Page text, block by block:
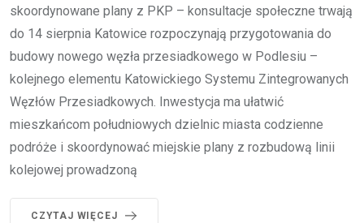
skoordynowane plany z PKP – konsultacje społeczne trwają
do 14 sierpnia Katowice rozpoczynają przygotowania do
budowy nowego węzła przesiadkowego w Podlesiu –
kolejnego elementu Katowickiego Systemu Zintegrowanych
Węzłów Przesiadkowych. Inwestycja ma ułatwić
mieszkańcom południowych dzielnic miasta codzienne
podróże i skoordynować miejskie plany z rozbudową linii
kolejowej prowadzoną
CZYTAJ WIĘCEJ